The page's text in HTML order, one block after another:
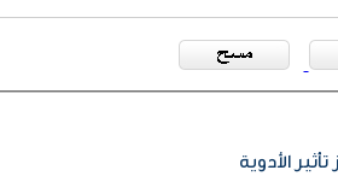
الأدوية